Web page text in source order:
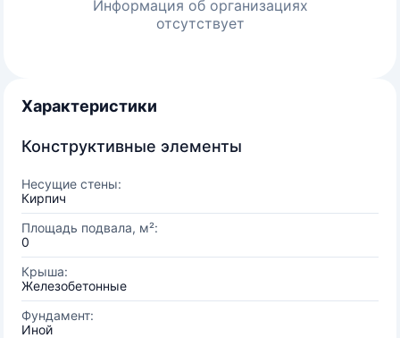
Информация об организациях
отсутствует
Характеристики
Конструктивные элементы
Несущие стены:
Кирпич
Площадь подвала, м²:
0
Крыша:
Железобетонные
Фундамент:
Иной